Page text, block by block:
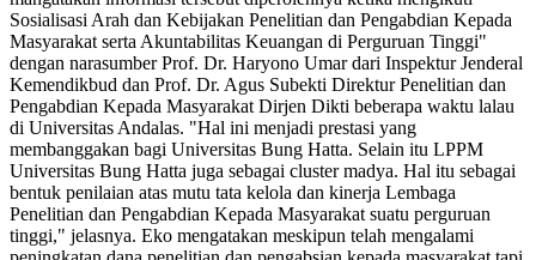
Sosialisasi Arah dan Kebijakan Penelitian dan Pengabdian Kepada
Masyarakat serta Akuntabilitas Keuangan di Perguruan Tinggi"
dengan narasumber Prof. Dr. Haryono Umar dari Inspektur Jenderal
Kemendikbud dan Prof. Dr. Agus Subekti Direktur Penelitian dan
Pengabdian Kepada Masyarakat Dirjen Dikti beberapa waktu lalau
di Universitas Andalas. "Hal ini menjadi prestasi yang
membanggakan bagi Universitas Bung Hatta. Selain itu LPPM
Universitas Bung Hatta juga sebagai cluster madya. Hal itu sebagai
bentuk penilaian atas mutu tata kelola dan kinerja Lembaga
Penelitian dan Pengabdian Kepada Masyarakat suatu perguruan
tinggi," jelasnya. Eko mengatakan meskipun telah mengalami